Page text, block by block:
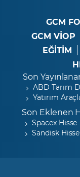
GCM
GCM VİOP
EĞİTİM
Son
ABD Tarım
Yatırım
Son Eklenen
Spacex Hisse
Sandisk Hisse